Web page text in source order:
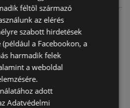
Arklub újság érvényessége 20
25.8.31ig-
Akciós újság már nem érvényes
Lejárat dátuma: 2025.08.31
féltől származó
az elérés
szabott hirdetések
a Facebookon, a
harmadik felek
a weboldal
adott
Adatvédelmi